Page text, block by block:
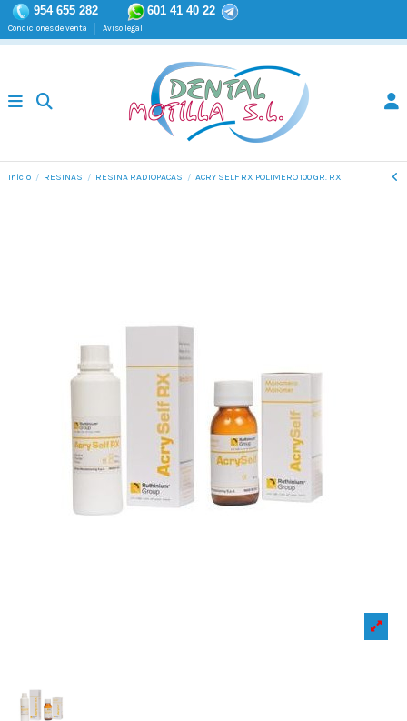
954 655 282 601 41 40 22
Condiciones de venta Aviso legal
Inicio RESINAS RESINA RADIOPACAS ACRY SELF RX POLIMERO 100 GR. RX